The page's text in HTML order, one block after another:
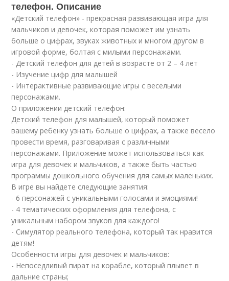
телефон. Описание
«Детский телефон» - прекрасная развивающая игра для
мальчиков и девочек, которая поможет им узнать
больше о цифрах, звуках животных и многом другом в
игровой форме, болтая с милыми персонажами.
- Детский телефон для детей в возрасте от 2 – 4 лет
- Изучение цифр для малышей
- Интерактивные развивающие игры с веселыми
персонажами.
О приложении детский телефон:
Детский телефон для малышей, который поможет
вашему ребенку узнать больше о цифрах, а также весело
провести время, разговаривая с различными
персонажами. Приложение может использоваться как
игра для девочек и мальчиков, а также быть частью
программы дошкольного обучения для самых маленьких.
В игре вы найдете следующие занятия:
- 6 персонажей с уникальными голосами и эмоциями!
- 4 тематических оформления для телефона, с
уникальным набором звуков для каждого!
- Симулятор реального телефона, который так нравится
детям!
Особенности игры для девочек и мальчиков:
- Непоседливый пират на корабле, который плывет в
дальние страны;